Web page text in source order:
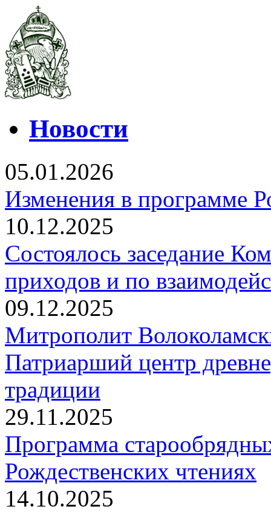
Новости
05.01.2026
Изменения в программе
10.12.2025
Состоялось заседание
приходов и по
09.12.2025
Митрополит
Патриарший центр
традиции
29.11.2025
Программа
Рождественских чтениях
14.10.2025